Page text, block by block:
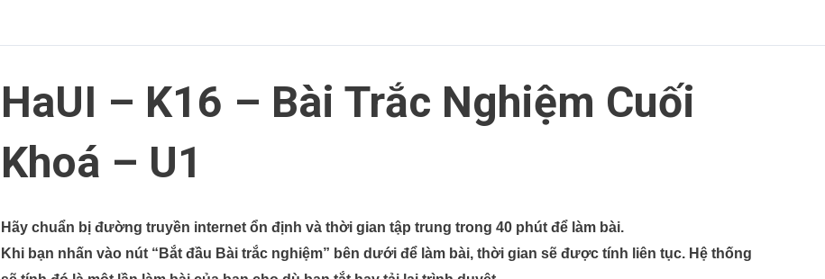
HaUI – K16 – Bài Trắc Nghiệm Cuối
Khoá – U1
Hãy chuẩn bị đường truyền internet ổn định và thời gian tập trung trong 40 phút để làm bài.
Khi bạn nhấn vào nút “Bắt đầu Bài trắc nghiệm” bên dưới để làm bài, thời gian sẽ được tính liên tục. Hệ thống